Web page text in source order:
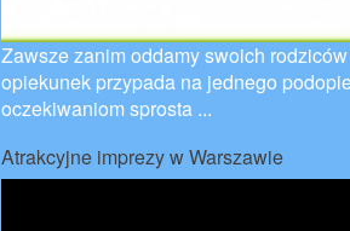
Zawsze zanim oddamy swoich
opiekunek przypada na jednego
oczekiwaniom sprosta ...
Atrakcyjne imprezy w Warszawie